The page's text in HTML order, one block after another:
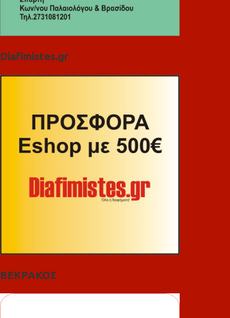
Diafimistes.gr
ΒΕΚΡΑΚΟΣ